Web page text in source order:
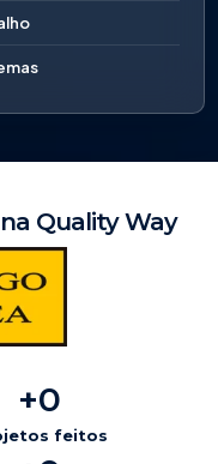
Quality Way
feitos
+0